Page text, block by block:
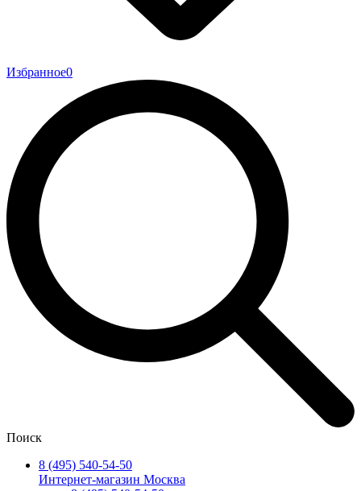
Избранное0
Поиск
8 (495) 540-54-50
Интернет-магазин Москва